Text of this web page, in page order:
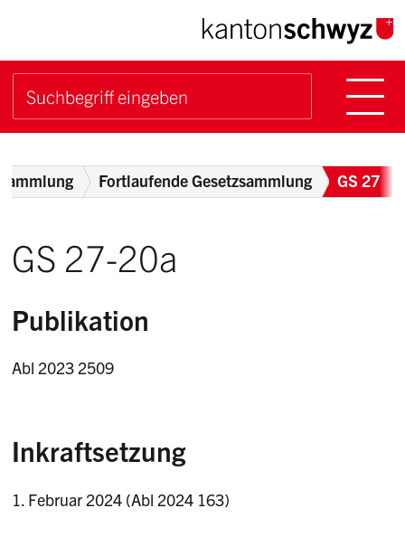
Navigieren im Kanton
Schnellnavigation
Suchbegriff
Breadcrumb
Fortlaufende Gesetzsammlung GS 27
GS 27-20a
Publikation
Abl 2023 2509
Inkraftsetzung
1. Februar 2024 (Abl 2024 163)